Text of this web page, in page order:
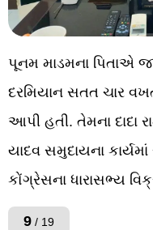
પૂનમ માડમના પિતાએ
દરમિયાન સતત ચાર
આપી હતી. તેમના દાદા
યાદવ સમુદાયના
કોંગ્રેસના ધારાસભ્ય
9 / 19